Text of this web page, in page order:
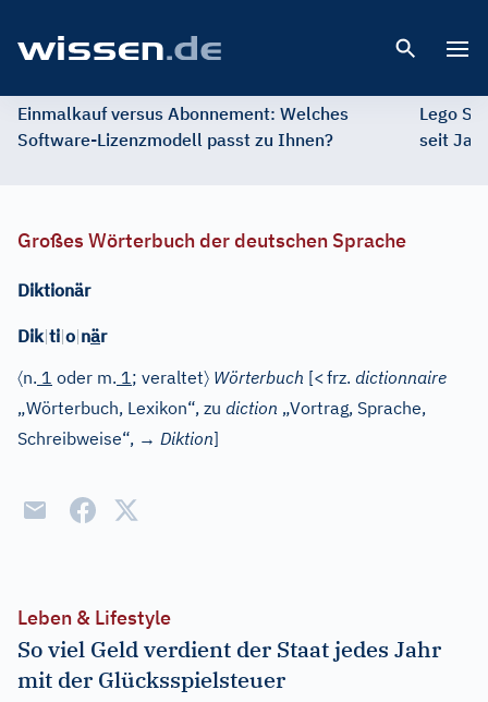
Einmalkauf versus Abonnement: Welches
Software-Lizenzmodell passt zu Ihnen?
Lego
seit
Großes Wörterbuch der deutschen Sprache
Diktionär
Dik|ti|o|när
〈n. 1 oder m. 1; veraltet〉 Wörterbuch [<frz. dictionnaire
„Wörterbuch, Lexikon“, zu diction „Vortrag, Sprache,
Schreibweise“, → Diktion]
Leben & Lifestyle
So viel Geld verdient der Staat jedes Jahr
mit der Glücksspielsteuer